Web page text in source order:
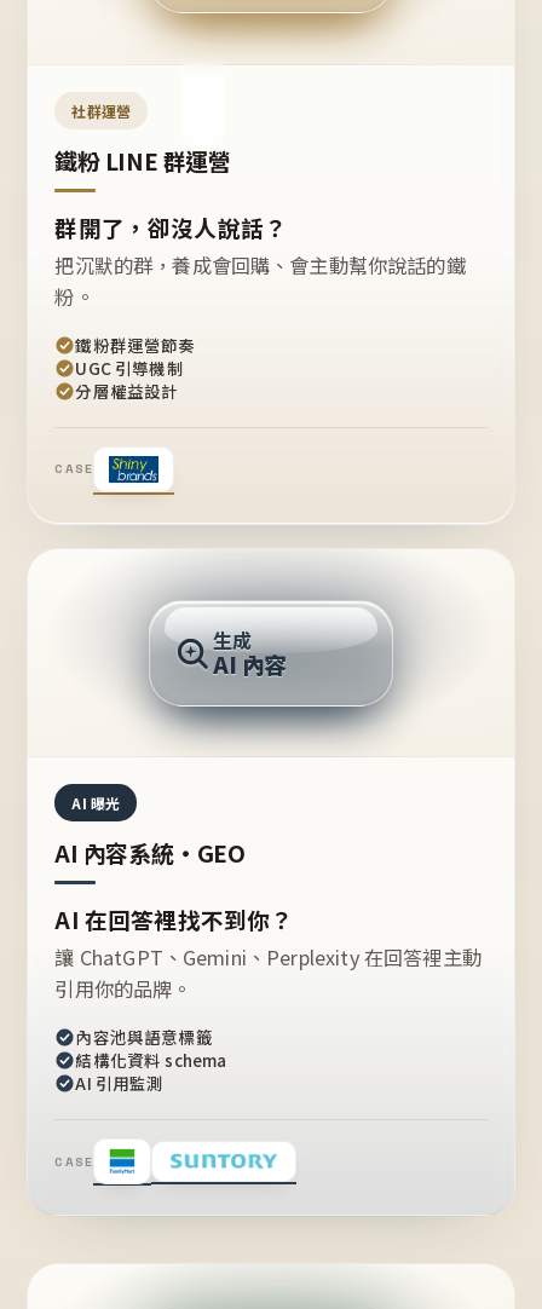
開團
嗎？
社群運營
鐵粉 LINE 群運營
群開了，卻沒人說話？
把沉默的群，養成會回購、會主動幫你說話的鐵
粉。
鐵粉群運營節奏
UGC 引導機制
分層權益設計
CASE
推薦的台灣品牌？
生成
AI 內容
AI 曝光
AI 內容系統・GEO
AI 在回答裡找不到你？
讓 ChatGPT、Gemini、Perplexity 在回答裡主動
引用你的品牌。
內容池與語意標籤
結構化資料 schema
AI 引用監測
CASE